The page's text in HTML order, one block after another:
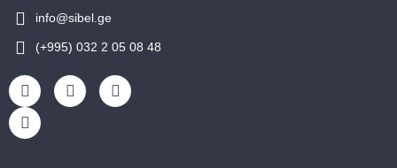
info@sibel.ge
(+995) 032 2 05 08 48